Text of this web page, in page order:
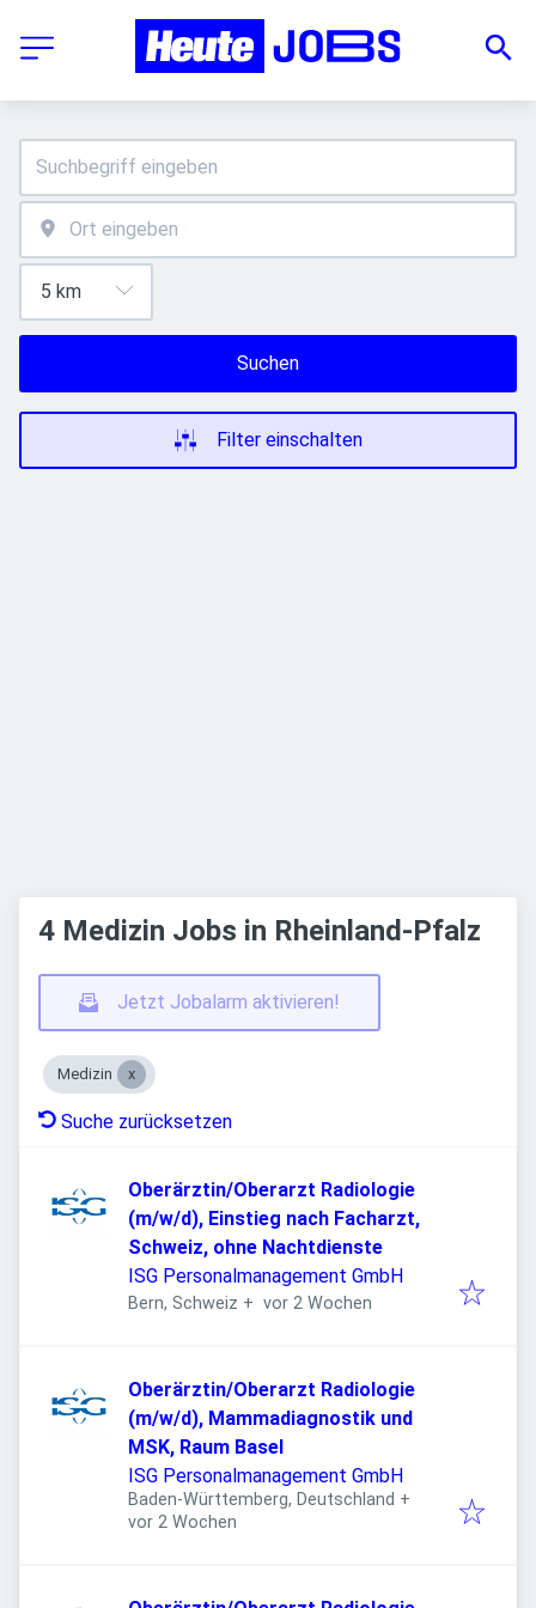
Suchen
Filter einschalten
4 Medizin Jobs in Rheinland-Pfalz
Jetzt Jobalarm aktivieren!
Medizin
Suche zurücksetzen
Oberärztin/Oberarzt Radiologie
(m/w/d), Einstieg nach Facharzt,
Schweiz, ohne Nachtdienste
ISG Personalmanagement GmbH
Bern, Schweiz + Veröffentlicht
vor 2 Wochen
Oberärztin/Oberarzt Radiologie
(m/w/d), Mammadiagnostik und
MSK, Raum Basel
ISG Personalmanagement GmbH
Baden-Württemberg, Deutschland +
Veröffentlicht
vor 2 Wochen